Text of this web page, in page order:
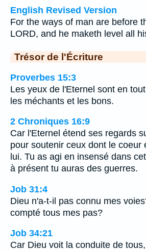
English Revised Version
For the ways of man are before
LORD, and he maketh level all
Trésor de l'Écriture
Proverbes 15:3
Les yeux de l'Eternel sont en
les méchants et les bons.
2 Chroniques 16:9
Car l'Eternel étend ses regards
pour soutenir ceux dont le coeur
lui. Tu as agi en insensé dans
à présent tu auras des guerres.
Job 31:4
Dieu n'a-t-il pas connu mes
compté tous mes pas?
Job 34:21
Car Dieu voit la conduite de